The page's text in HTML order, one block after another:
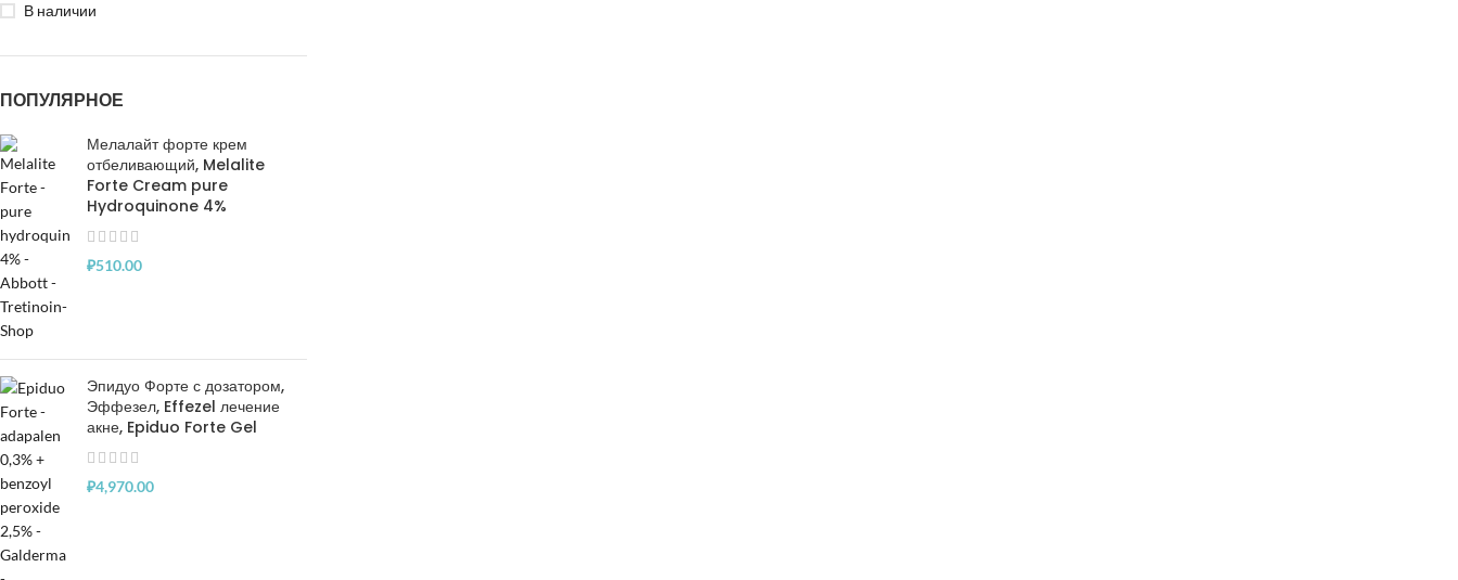
В наличии
ПОПУЛЯРНОЕ
Мелалайт форте крем
отбеливающий, Melalite
Forte Cream pure
Hydroquinone 4%
₽510.00
Эпидуо Форте с дозатором,
Эффезел, Effezel лечение
акне, Epiduo Forte Gel
₽4,970.00